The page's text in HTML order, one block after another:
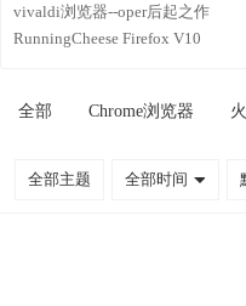
vivaldi浏览器--oper后起之作
RunningCheese Firefox V10
全部 Chrome浏览器
全部主题 全部时间